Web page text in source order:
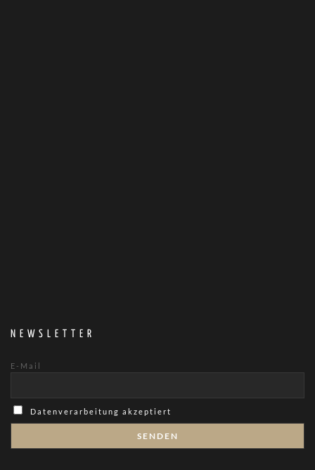
NEWSLETTER
E-Mail
Datenverarbeitung akzeptiert